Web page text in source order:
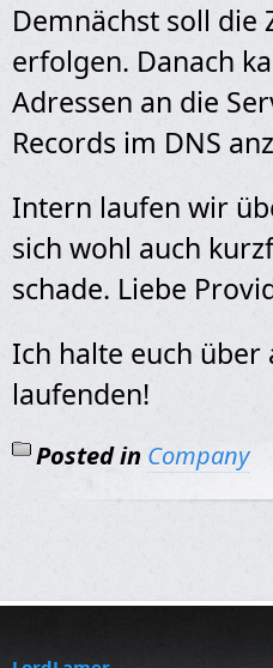
Demnächst soll die
erfolgen. Danach
Adressen an die
Records im DNS
Intern laufen wir
sich wohl auch
schade. Liebe
Ich halte euch
laufenden!
Posted in Company